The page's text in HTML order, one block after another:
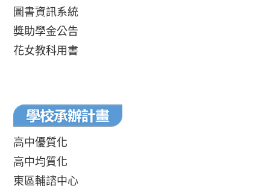
圖書資訊系統
獎助學金公告
花女教科用書
高中優質化
高中均質化
東區輔諮中心